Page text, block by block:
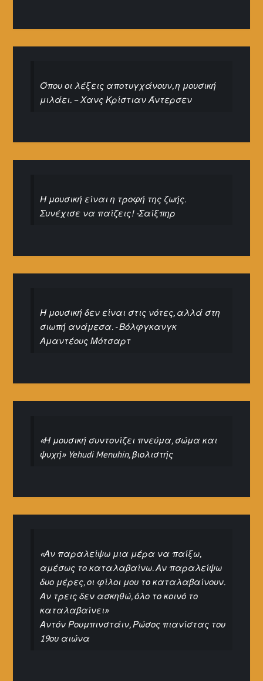
Όπου οι λέξεις αποτυγχάνουν, η μουσική
μιλάει. – Χανς Κρίστιαν Άντερσεν
Η μουσική είναι η τροφή της ζωής.
Συνέχισε να παίζεις! -Σαίξπηρ
Η μουσική δεν είναι στις νότες, αλλά στη
σιωπή ανάμεσα. - Βόλφγκανγκ
Αμαντέους Μότσαρτ
«Η μουσική συντονίζει πνεύμα, σώμα και
ψυχή» Yehudi Menuhin, βιολιστής
«Αν παραλείψω μια μέρα να παίξω,
αμέσως το καταλαβαίνω. Αν παραλείψω
δυο μέρες, οι φίλοι μου το καταλαβαίνουν.
Αν τρεις δεν ασκηθώ, όλο το κοινό το
καταλαβαίνει»
Αντόν Ρουμπινστάιν, Ρώσος πιανίστας του
19ου αιώνα